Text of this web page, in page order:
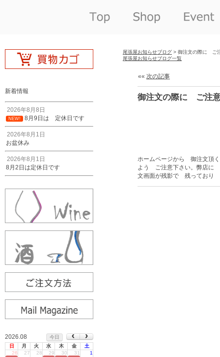
新着情報
2026年8月8日
NEW! 8月9日は 定休日です
2026年8月1日
お盆休み
2026年8月1日
8月2日は定休日です
2026.08
今日
日
月 火 水 木 金
土
26
27 28 29 30 31 1
尾張屋お知らせブログ > 御注文の際に ご
尾張屋お知らせブログ一覧
«« 次の記事
御注文の際に ご注
ホームページから 御注文頂
よう ご注意下さい。弊店に
文画面が残影で 残っており